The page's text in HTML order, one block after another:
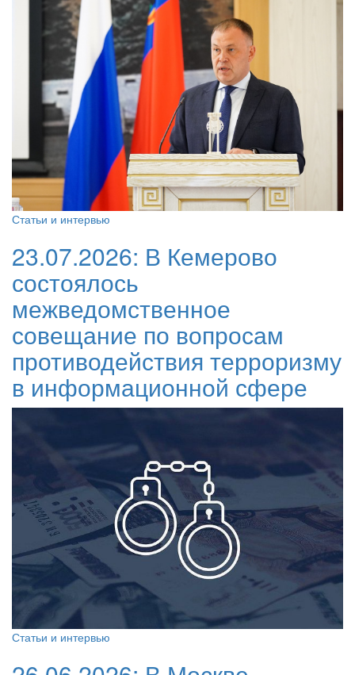
Статьи и интервью
23.07.2026: В Кемерово
состоялось
межведомственное
совещание по вопросам
противодействия терроризму
в информационной сфере
Статьи и интервью